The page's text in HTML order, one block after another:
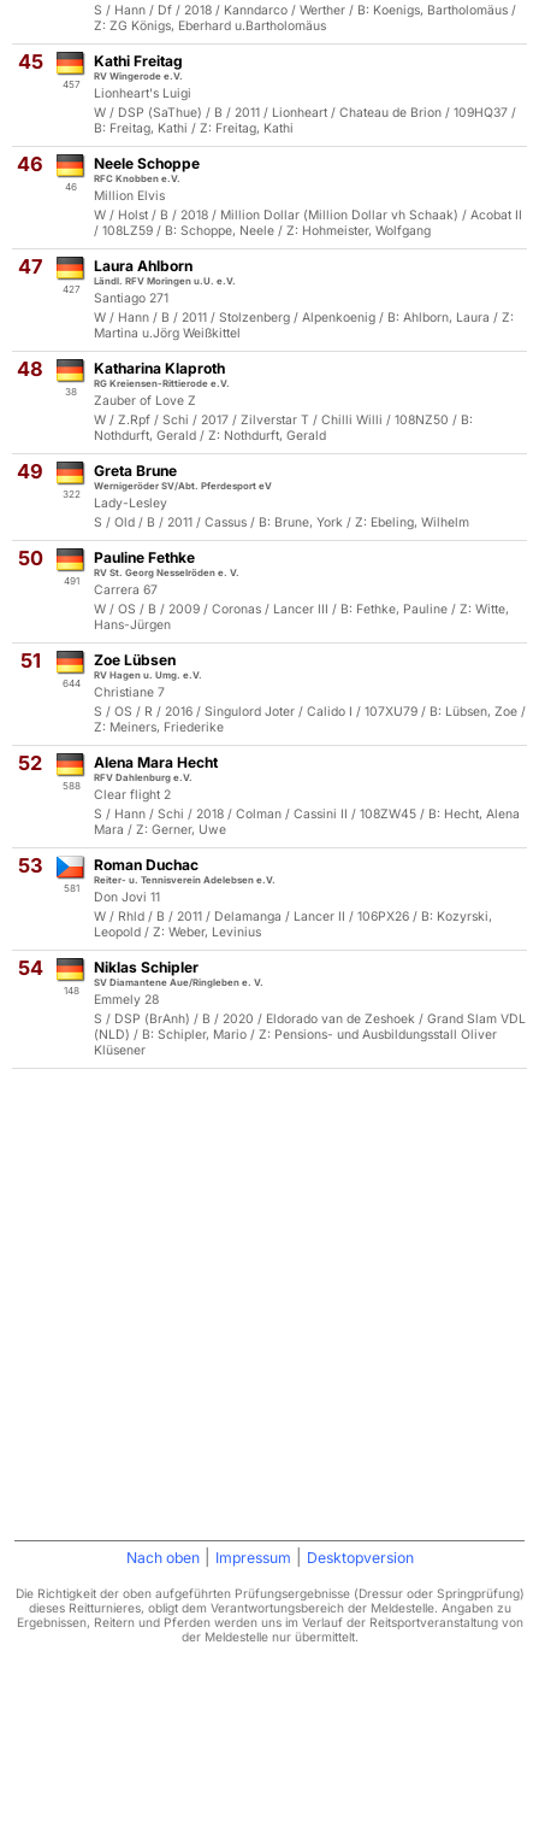
S / Hann / Df / 2018 / Kanndarco / Werther / B: Koenigs, Bartholomäus /
Z: ZG Königs, Eberhard u.Bartholomäus
45
457
Kathi Freitag
RV Wingerode e.V.
Lionheart's Luigi
W / DSP (SaThue) / B / 2011 / Lionheart / Chateau de Brion / 109HQ37 /
B: Freitag, Kathi / Z: Freitag, Kathi
46
46
Neele Schoppe
RFC Knobben e.V.
Million Elvis
W / Holst / B / 2018 / Million Dollar (Million Dollar vh Schaak) / Acobat II
/ 108LZ59 / B: Schoppe, Neele / Z: Hohmeister, Wolfgang
47
427
Laura Ahlborn
Ländl. RFV Moringen u.U. e.V.
Santiago 271
W / Hann / B / 2011 / Stolzenberg / Alpenkoenig / B: Ahlborn, Laura / Z:
Martina u.Jörg Weißkittel
48
38
Katharina Klaproth
RG Kreiensen-Rittierode e.V.
Zauber of Love Z
W / Z.Rpf / Schi / 2017 / Zilverstar T / Chilli Willi / 108NZ50 / B:
Nothdurft, Gerald / Z: Nothdurft, Gerald
49
322
Greta Brune
Wernigeröder SV/Abt. Pferdesport eV
Lady-Lesley
S / Old / B / 2011 / Cassus / B: Brune, York / Z: Ebeling, Wilhelm
50
491
Pauline Fethke
RV St. Georg Nesselröden e. V.
Carrera 67
W / OS / B / 2009 / Coronas / Lancer III / B: Fethke, Pauline / Z: Witte,
Hans-Jürgen
51
644
Zoe Lübsen
RV Hagen u. Umg. e.V.
Christiane 7
S / OS / R / 2016 / Singulord Joter / Calido I / 107XU79 / B: Lübsen, Zoe /
Z: Meiners, Friederike
52
588
Alena Mara Hecht
RFV Dahlenburg e.V.
Clear flight 2
S / Hann / Schi / 2018 / Colman / Cassini II / 108ZW45 / B: Hecht, Alena
Mara / Z: Gerner, Uwe
53
581
Roman Duchac
Reiter- u. Tennisverein Adelebsen e.V.
Don Jovi 11
W / Rhld / B / 2011 / Delamanga / Lancer II / 106PX26 / B: Kozyrski,
Leopold / Z: Weber, Levinius
54
148
Niklas Schipler
SV Diamantene Aue/Ringleben e. V.
Emmely 28
S / DSP (BrAnh) / B / 2020 / Eldorado van de Zeshoek / Grand Slam VDL
(NLD) / B: Schipler, Mario / Z: Pensions- und Ausbildungsstall Oliver
Klüsener
Nach oben Impressum Desktopversion
Die Richtigkeit der oben aufgeführten Prüfungsergebnisse (Dressur oder Springprüfung)
dieses Reitturnieres, obligt dem Verantwortungsbereich der Meldestelle. Angaben zu
Ergebnissen, Reitern und Pferden werden uns im Verlauf der Reitsportveranstaltung von
der Meldestelle nur übermittelt.